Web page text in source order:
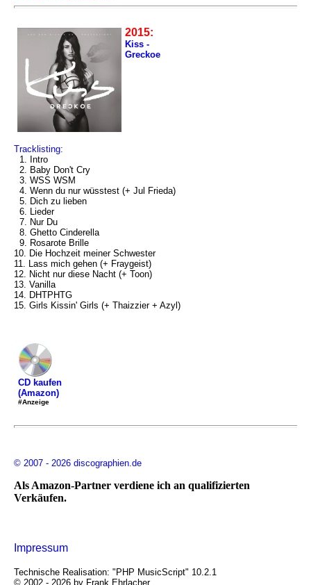
2015:
Kiss -
Greckoe
Tracklisting:
1. Intro
2. Baby Don't Cry
3. WSS WSM
4. Wenn du nur wüsstest (+ Jul Frieda)
5. Dich zu lieben
6. Lieder
7. Nur Du
8. Ghetto Cinderella
9. Rosarote Brille
10. Die Hochzeit meiner Schwester
11. Lass mich gehen (+ Fraygeist)
12. Nicht nur diese Nacht (+ Toon)
13. Vanilla
14. DHTPHTG
15. Girls Kissin' Girls (+ Thaizzier + Azyl)
CD kaufen
(Amazon)
#Anzeige
© 2007 - 2026 discographien.de
Als Amazon-Partner verdiene ich an qualifizierten
Verkäufen.
Impressum
Technische Realisation: "PHP MusicScript" 10.2.1
© 2002 - 2026 by Frank Ehrlacher